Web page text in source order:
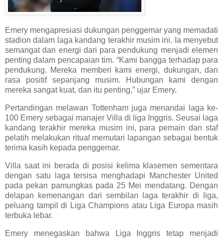
Emery mengapresiasi dukungan penggemar yang memadati
stadion dalam laga kandang terakhir musim ini. Ia menyebut
semangat dan energi dari para pendukung menjadi elemen
penting dalam pencapaian tim. “Kami bangga terhadap para
pendukung. Mereka memberi kami energi, dukungan, dan
rasa positif sepanjang musim. Hubungan kami dengan
mereka sangat kuat, dan itu penting,” ujar Emery.
Pertandingan melawan Tottenham juga menandai laga ke-
100 Emery sebagai manajer Villa di liga Inggris. Seusai laga
kandang terakhir mereka musim ini, para pemain dan staf
pelatih melakukan ritual memutari lapangan sebagai bentuk
terima kasih kepada penggemar.
Villa saat ini berada di posisi kelima klasemen sementara
dengan satu laga tersisa menghadapi Manchester United
pada pekan pamungkas pada 25 Mei mendatang. Dengan
delapan kemenangan dari sembilan laga terakhir di liga,
peluang tampil di Liga Champions atau Liga Europa masih
terbuka lebar.
Emery menegaskan bahwa Liga Inggris tetap menjadi